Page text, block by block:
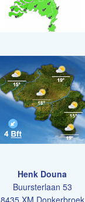
Henk Douna
Buursterlaan 53
8435 XM Donkerbroek